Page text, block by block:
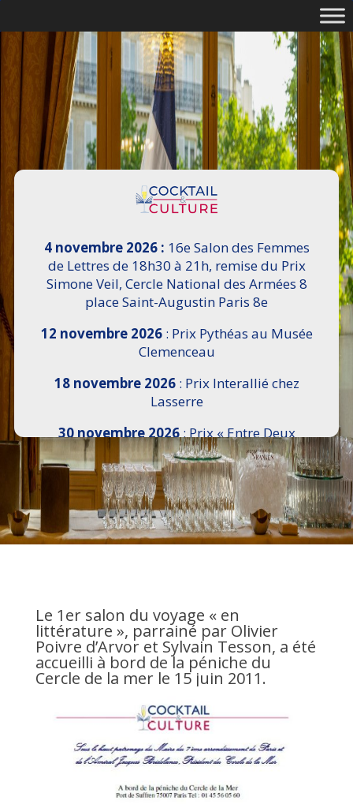
4 novembre 2026 : 16e Salon des Femmes
de Lettres de 18h30 à 21h, remise du Prix
Simone Veil, Cercle National des Armées 8
place Saint-Augustin Paris 8e
12 novembre 2026: Prix Pythéas au Musée
Clemenceau
18 novembre 2026: Prix Interallié chez
Lasserre
30 novembre 2026: Prix « Entre Deux
Rives » I Scemi Astutti au Sénat
7 décembre 2026 :16e Salon de l’Histoire de
18h30 à 21h, remise du Prix du Guesclin,
Cercle National des Armées 8 place Saint-
Augustin Paris 8e
Le 1er salon du voyage « en
littérature », parrainé par Olivier
Poivre d’Arvor et Sylvain Tesson, a été
accueilli à bord de la péniche du
Cercle de la mer le 15 juin 2011.